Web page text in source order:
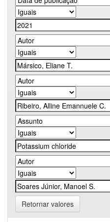
Retornar valores